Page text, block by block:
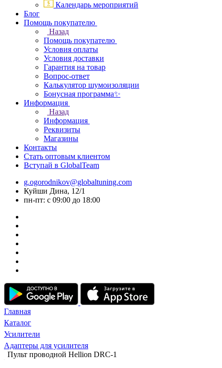
Календарь мероприятий
Блог
Помощь покупателю
Назад
Помощь покупателю
Условия оплаты
Условия доставки
Гарантия на товар
Вопрос-ответ
Калькулятор шумоизоляции
Бонусная программа✨
Информация
Назад
Информация
Реквизиты
Магазины
Контакты
Стать оптовым клиентом
Вступай в GlobalTeam
g.ogorodnikov@globaltuning.com
Куйши Дина, 12/1
пн-пт: с 09:00 до 18:00
Главная
Каталог
Усилители
Адаптеры для усилителя
Пульт проводной Hellion DRC-1